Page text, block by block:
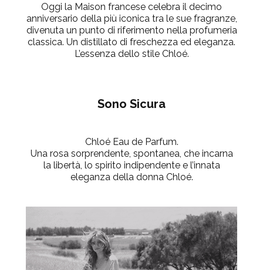
Oggi la Maison francese celebra il decimo
anniversario della più iconica tra le sue fragranze,
divenuta un punto di riferimento nella profumeria
classica. Un distillato di freschezza ed eleganza.
L’essenza dello stile Chloé.
Sono Sicura
Chloé Eau de Parfum.
Una rosa sorprendente, spontanea, che incarna
la libertà, lo spirito indipendente e l’innata
eleganza della donna Chloé.